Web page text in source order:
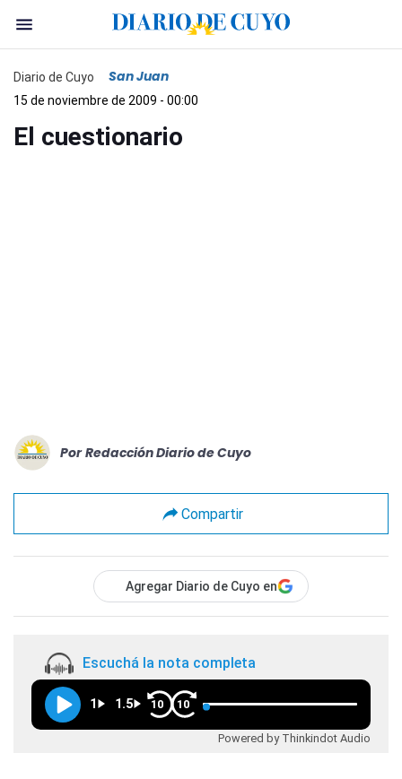
Diario de Cuyo San Juan
15 de noviembre de 2009 - 00:00
El cuestionario
Por Redacción Diario de Cuyo
Compartir
Agregar Diario de Cuyo en
Escuchá la nota completa
1 1.5 10 10
Powered by Thinkindot Audio